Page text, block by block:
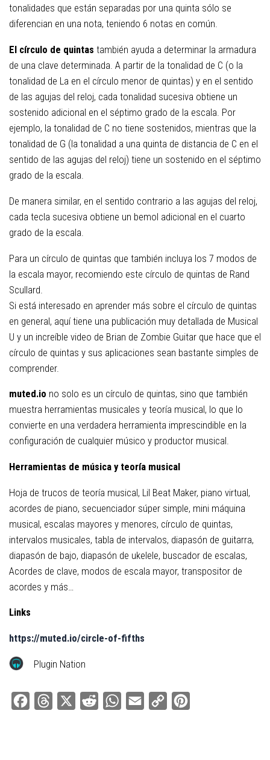
tonalidades que están separadas por una quinta sólo se
diferencian en una nota, teniendo 6 notas en común.
El círculo de quintas también ayuda a determinar la armadura
de una clave determinada. A partir de la tonalidad de C (o la
tonalidad de La en el círculo menor de quintas) y en el sentido
de las agujas del reloj, cada tonalidad sucesiva obtiene un
sostenido adicional en el séptimo grado de la escala. Por
ejemplo, la tonalidad de C no tiene sostenidos, mientras que la
tonalidad de G (la tonalidad a una quinta de distancia de C en el
sentido de las agujas del reloj) tiene un sostenido en el séptimo
grado de la escala.
De manera similar, en el sentido contrario a las agujas del reloj,
cada tecla sucesiva obtiene un bemol adicional en el cuarto
grado de la escala.
Para un círculo de quintas que también incluya los 7 modos de
la escala mayor, recomiendo este círculo de quintas de Rand
Scullard.
Si está interesado en aprender más sobre el círculo de quintas
en general, aquí tiene una publicación muy detallada de Musical
U y un increíble video de Brian de Zombie Guitar que hace que el
círculo de quintas y sus aplicaciones sean bastante simples de
comprender.
muted.io no solo es un círculo de quintas, sino que también
muestra herramientas musicales y teoría musical, lo que lo
convierte en una verdadera herramienta imprescindible en la
configuración de cualquier músico y productor musical.
Herramientas de música y teoría musical
Hoja de trucos de teoría musical, Lil Beat Maker, piano virtual,
acordes de piano, secuenciador súper simple, mini máquina
musical, escalas mayores y menores, círculo de quintas,
intervalos musicales, tabla de intervalos, diapasón de guitarra,
diapasón de bajo, diapasón de ukelele, buscador de escalas,
Acordes de clave, modos de escala mayor, transpositor de
acordes y más…
Links
https://muted.io/circle-of-fifths
Plugin Nation
FacebookThreads Reddit WhatsApp
Email
Copy